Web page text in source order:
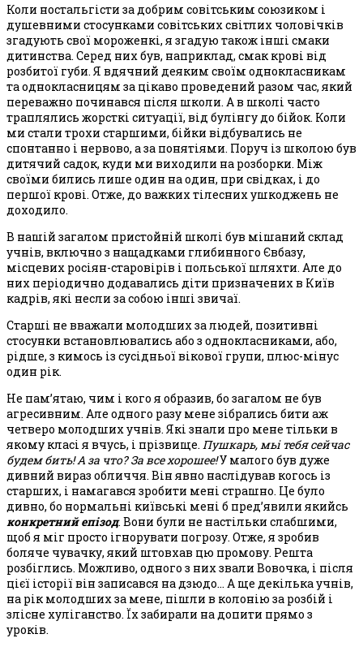
Коли ностальгісти за добрим совітським союзиком і
душевними стосунками совітських світлих чоловічків
згадують свої мороженкі, я згадую також інші смаки
дитинства. Серед них був, наприклад, смак крові від
розбитої губи. Я вдячний деяким своїм однокласникам
та однокласницям за цікаво проведений разом час, який
переважно починався після школи. А в школі часто
траплялись жорсткі ситуації, від булінгу до бійок. Коли
ми стали трохи старшими, бійки відбувались не
спонтанно і нервово, а за понятіями. Поруч із школою був
дитячий садок, куди ми виходили на розборки. Між
своїми бились лише один на один, при свідках, і до
першої крові. Отже, до важких тілесних ушкоджень не
доходило.
В нашій загалом пристойній школі був мішаний склад
учнів, включно з нащадками глибинного Євбазу,
місцевих росіян-старовірів і польської шляхти. Але до
них періодично додавались діти призначених в Київ
кадрів, які несли за собою інші звичаї.
Старші не вважали молодших за людей, позитивні
стосунки встановлювались або з однокласниками, або,
рідше, з кимось із сусідньої вікової групи, плюс-мінус
один рік.
Не пам’ятаю, чим і кого я образив, бо загалом не був
агресивним. Але одного разу мене зібрались бити аж
четверо молодших учнів. Які знали про мене тільки в
якому класі я вчусь, і прізвище. Пушкарь, мьі тебя сейчас
будем бить! А за что? За все хорошее!У малого був дуже
дивний вираз обличчя. Він явно наслідував когось із
старших, і намагався зробити мені страшно. Це було
дивно, бо нормальні київські мені б пред’явили якийсь
конкретний епізод. Вони були не настільки слабшими,
щоб я міг просто ігнорувати погрозу. Отже, я зробив
боляче чувачку, який штовхав цю промову. Решта
розбіглись. Можливо, одного з них звали Вовочка, і після
цієї історії він записався на дзюдо… А ще декілька учнів,
на рік молодших за мене, пішли в колонію за розбій і
злісне хуліганство. Їх забирали на допити прямо з
уроків.